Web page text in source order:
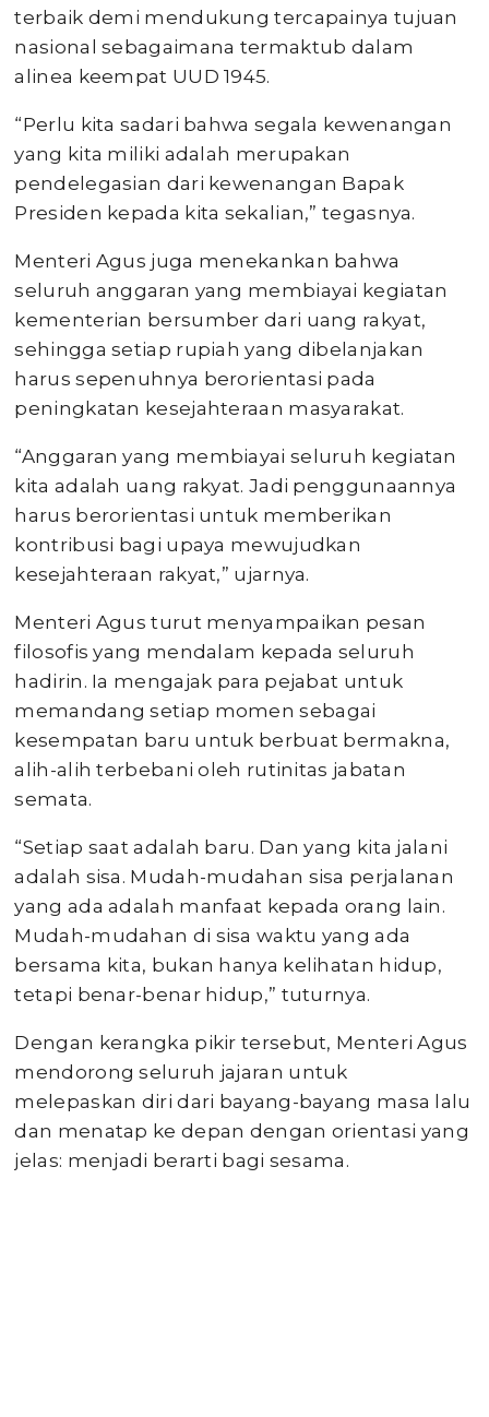
terbaik demi mendukung tercapainya tujuan
nasional sebagaimana termaktub dalam
alinea keempat UUD 1945.
“Perlu kita sadari bahwa segala kewenangan
yang kita miliki adalah merupakan
pendelegasian dari kewenangan Bapak
Presiden kepada kita sekalian,” tegasnya.
Menteri Agus juga menekankan bahwa
seluruh anggaran yang membiayai kegiatan
kementerian bersumber dari uang rakyat,
sehingga setiap rupiah yang dibelanjakan
harus sepenuhnya berorientasi pada
peningkatan kesejahteraan masyarakat.
“Anggaran yang membiayai seluruh kegiatan
kita adalah uang rakyat. Jadi penggunaannya
harus berorientasi untuk memberikan
kontribusi bagi upaya mewujudkan
kesejahteraan rakyat,” ujarnya.
Menteri Agus turut menyampaikan pesan
filosofis yang mendalam kepada seluruh
hadirin. Ia mengajak para pejabat untuk
memandang setiap momen sebagai
kesempatan baru untuk berbuat bermakna,
alih-alih terbebani oleh rutinitas jabatan
semata.
“Setiap saat adalah baru. Dan yang kita jalani
adalah sisa. Mudah-mudahan sisa perjalanan
yang ada adalah manfaat kepada orang lain.
Mudah-mudahan di sisa waktu yang ada
bersama kita, bukan hanya kelihatan hidup,
tetapi benar-benar hidup,” tuturnya.
Dengan kerangka pikir tersebut, Menteri Agus
mendorong seluruh jajaran untuk
melepaskan diri dari bayang-bayang masa lalu
dan menatap ke depan dengan orientasi yang
jelas: menjadi berarti bagi sesama.